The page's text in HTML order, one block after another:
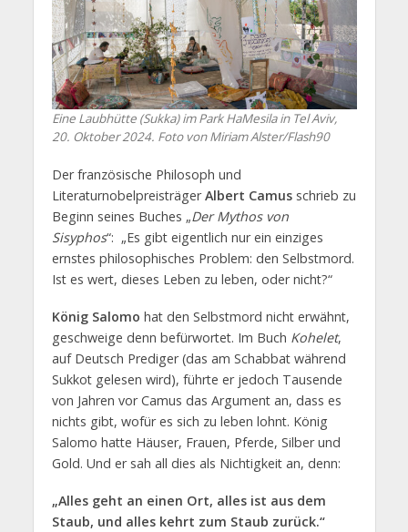
Eine Laubhütte (Sukka) im Park HaMesila in Tel Aviv,
20. Oktober 2024. Foto von Miriam Alster/Flash90
Der französische Philosoph und
LiteraturnobelpreisträgerAlbert Camusschrieb zu
Beginn seines Buches „Der Mythos von
Sisyphos“: „Es gibt eigentlich nur ein einziges
ernstes philosophisches Problem: den Selbstmord.
Ist es wert, dieses Leben zu leben, oder nicht?“
König Salomo hat den Selbstmord nicht erwähnt,
geschweige denn befürwortet. Im Buch Kohelet,
auf Deutsch Prediger (das am Schabbat während
Sukkot gelesen wird), führte er jedoch Tausende
von Jahren vor Camus das Argument an, dass es
nichts gibt, wofür es sich zu leben lohnt. König
Salomo hatte Häuser, Frauen, Pferde, Silber und
Gold. Und er sah all dies als Nichtigkeit an, denn:
„Alles geht an einen Ort, alles ist aus dem
Staub, und alles kehrt zum Staub zurück.“